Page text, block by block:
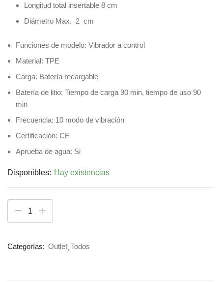
Longitud total insertable 8 cm
Diámetro Max. 2 cm
Funciones de modelo: Vibrador a control
Material: TPE
Carga: Batería recargable
Batería de litio: Tiempo de carga 90 min, tiempo de uso 90
min
Frecuencia: 10 modo de vibración
Certificación: CE
Aprueba de agua: Si
Disponibles: Hay existencias
Categorías: Outlet Todos